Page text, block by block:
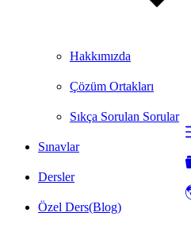
Hakkımızda
Çözüm Ortakları
Sıkça Sorulan Sorular
Sınavlar
Dersler
Özel Ders(Blog)